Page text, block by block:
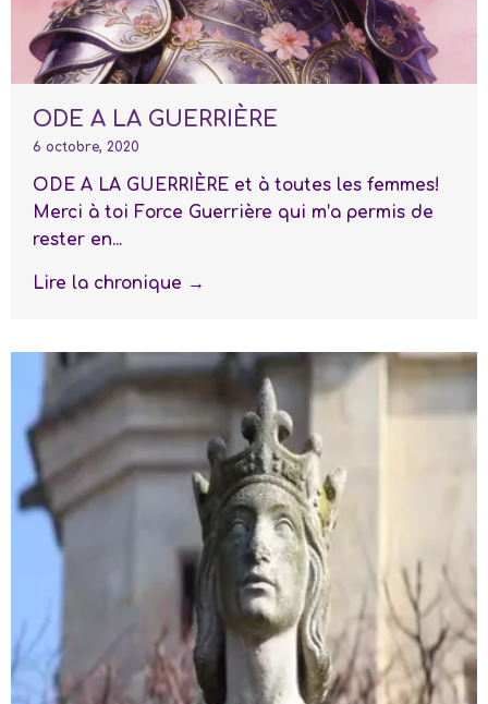
ODE A LA GUERRIÈRE
6 octobre, 2020
ODE A LA GUERRIÈRE et à toutes les femmes!
Merci à toi Force Guerrière qui m’a permis de
rester en...
Lire la chronique →